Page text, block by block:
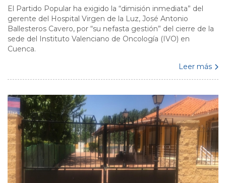
El Partido Popular ha exigido la “dimisión inmediata” del
gerente del Hospital Virgen de la Luz, José Antonio
Ballesteros Cavero, por “su nefasta gestión” del cierre de la
sede del Instituto Valenciano de Oncología (IVO) en
Cuenca.
Leer más